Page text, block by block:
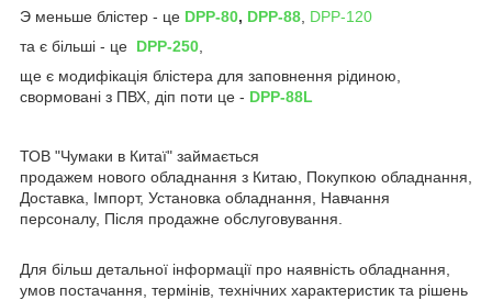
Э меньше блістер - це DPP-80, DPP-88 DPP-120
та є більші - це DPP-250
ще є модифікація блістера для заповнення рідиною,
свормовані з ПВХ, діп поти це - DPP-88L
ТОВ "Чумаки в Китаї" займається
продажем нового обладнання з Китаю, Покупкою обладнання,
Доставка, Імпорт, Установка обладнання, Навчання
персоналу, Після продажне обслуговування.
Для більш детальної інформації про наявність обладнання,
умов постачання, термінів, технічних характеристик та рішень